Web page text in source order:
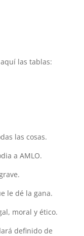
las tablas:
las cosas.
a AMLO.
le dé la gana.
moral y ético.
definido de